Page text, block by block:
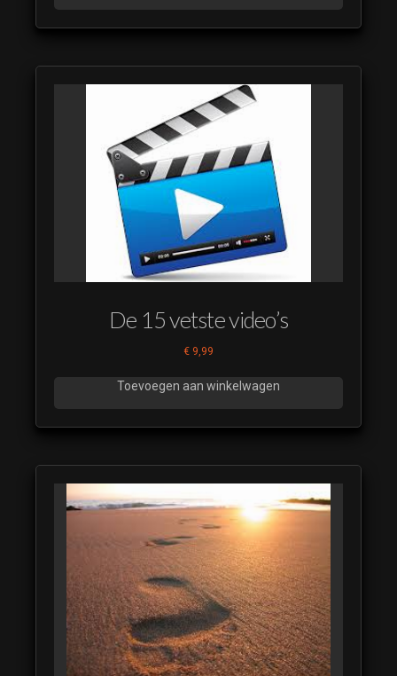
De 15 vetste video’s
€ 9,99
Toevoegen aan winkelwagen